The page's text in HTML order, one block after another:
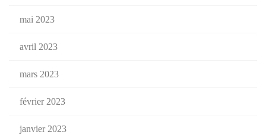
mai 2023
avril 2023
mars 2023
février 2023
janvier 2023